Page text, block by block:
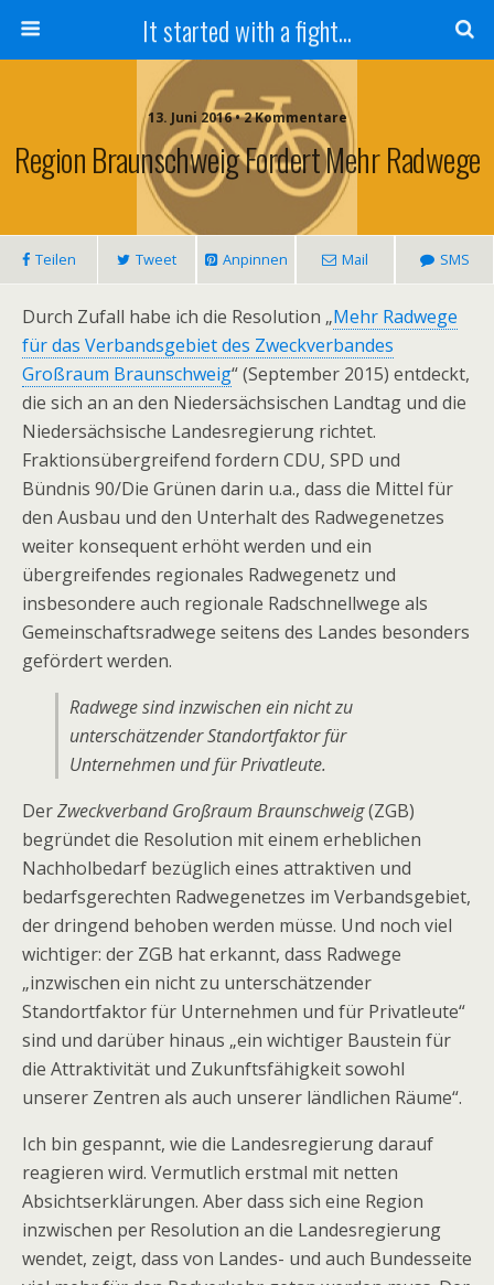
It started with a fight...
13. Juni 2016 • 2 Kommentare
Region Braunschweig Fordert Mehr Radwege
Teilen Tweet Anpinnen Mail SMS
Durch Zufall habe ich die Resolution „Mehr Radwege
für das Verbandsgebiet des Zweckverbandes
Großraum Braunschweig“ (September 2015) entdeckt,
die sich an an den Niedersächsischen Landtag und die
Niedersächsische Landesregierung richtet.
Fraktionsübergreifend fordern CDU, SPD und
Bündnis 90/Die Grünen darin u.a., dass die Mittel für
den Ausbau und den Unterhalt des Radwegenetzes
weiter konsequent erhöht werden und ein
übergreifendes regionales Radwegenetz und
insbesondere auch regionale Radschnellwege als
Gemeinschaftsradwege seitens des Landes besonders
gefördert werden.
Radwege sind inzwischen ein nicht zu
unterschätzender Standortfaktor für
Unternehmen und für Privatleute.
DerZweckverband Großraum Braunschweig(ZGB)
begründet die Resolution mit einem erheblichen
Nachholbedarf bezüglich eines attraktiven und
bedarfsgerechten Radwegenetzes im Verbandsgebiet,
der dringend behoben werden müsse. Und noch viel
wichtiger: der ZGB hat erkannt, dass Radwege
„inzwischen ein nicht zu unterschätzender
Standortfaktor für Unternehmen und für Privatleute“
sind und darüber hinaus „ein wichtiger Baustein für
die Attraktivität und Zukunftsfähigkeit sowohl
unserer Zentren als auch unserer ländlichen Räume“.
Ich bin gespannt, wie die Landesregierung darauf
reagieren wird. Vermutlich erstmal mit netten
Absichtserklärungen. Aber dass sich eine Region
inzwischen per Resolution an die Landesregierung
wendet, zeigt, dass von Landes- und auch Bundesseite